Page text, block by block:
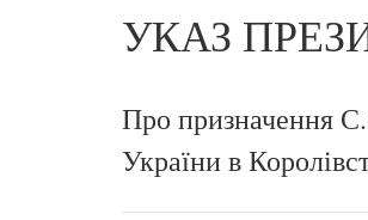
УКАЗ
Про призначення
України в